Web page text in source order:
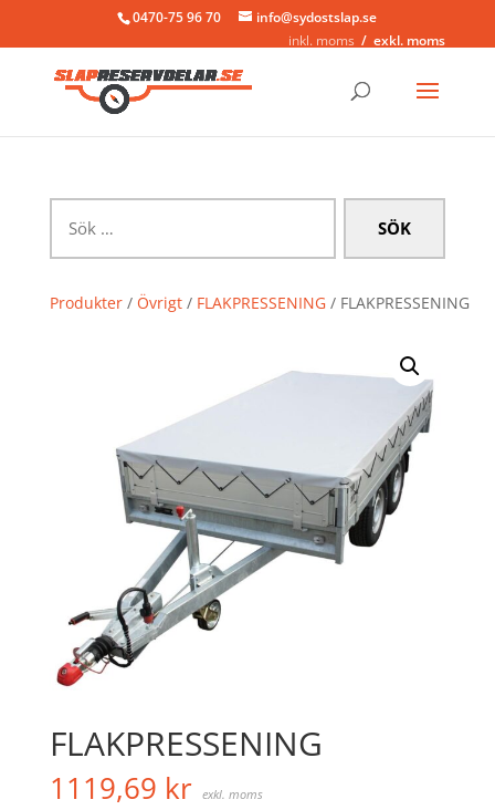
0470-75 96 70
info@sydostslap.se
inkl. moms
exkl. moms
efter:
Produkter/ Övrigt/ FLAKPRESSENING/ FLAKPRESSENING
FLAKPRESSENING
1119,69 kr exkl. moms